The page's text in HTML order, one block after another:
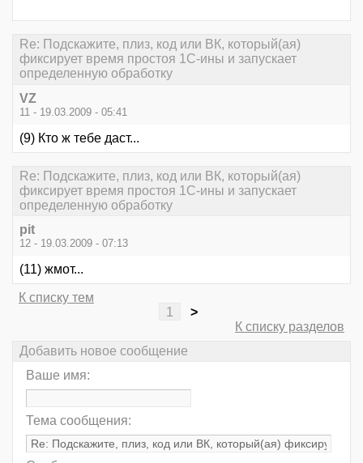
Re: Подскажите, плиз, код или ВК, который(ая)
фиксирует время простоя 1С-ины и запускает
определенную обработку
VZ
11 - 19.03.2009 - 05:41
(9) Кто ж тебе даст...
Re: Подскажите, плиз, код или ВК, который(ая)
фиксирует время простоя 1С-ины и запускает
определенную обработку
pit
12 - 19.03.2009 - 07:13
(11) жмот...
К списку тем
1
>
К списку разделов
Добавить новое сообщение
Ваше имя:
Тема сообщения: